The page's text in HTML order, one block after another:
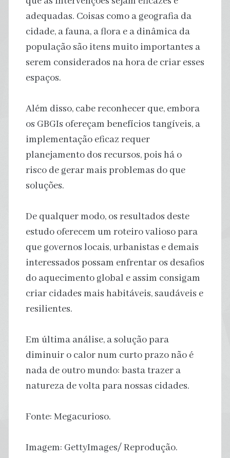
adequadas. Coisas como a geografia da
cidade, a fauna, a flora e a dinâmica da
população são itens muito importantes a
serem considerados na hora de criar esses
espaços.
Além disso, cabe reconhecer que, embora
os GBGIs ofereçam benefícios tangíveis, a
implementação eficaz requer
planejamento dos recursos, pois há o
risco de gerar mais problemas do que
soluções.
De qualquer modo, os resultados deste
estudo oferecem um roteiro valioso para
que governos locais, urbanistas e demais
interessados possam enfrentar os desafios
do aquecimento global e assim consigam
criar cidades mais habitáveis, saudáveis e
resilientes.
Em última análise, a solução para
diminuir o calor num curto prazo não é
nada de outro mundo: basta trazer a
natureza de volta para nossas cidades.
Fonte: Megacurioso.
Imagem: GettyImages/ Reprodução.